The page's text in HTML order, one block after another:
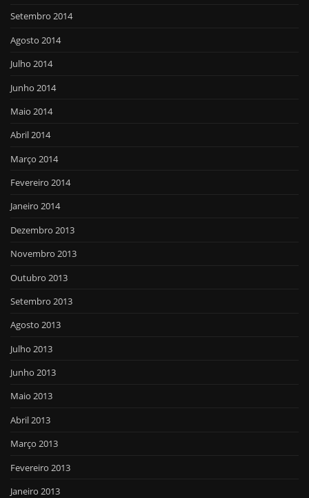
Setembro 2014
Agosto 2014
Julho 2014
Junho 2014
Maio 2014
Abril 2014
Março 2014
Fevereiro 2014
Janeiro 2014
Dezembro 2013
Novembro 2013
Outubro 2013
Setembro 2013
Agosto 2013
Julho 2013
Junho 2013
Maio 2013
Abril 2013
Março 2013
Fevereiro 2013
Janeiro 2013